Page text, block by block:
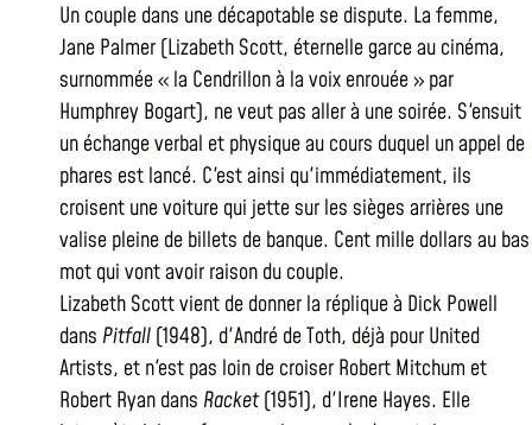
Un couple dans une décapotable se dispute. La femme,
Jane Palmer (Lizabeth Scott, éternelle garce au cinéma,
surnommée « la Cendrillon à la voix enrouée » par
Humphrey Bogart), ne veut pas aller à une soirée. S'ensuit
un échange verbal et physique au cours duquel un appel de
phares est lancé. C'est ainsi qu'immédiatement, ils
croisent une voiture qui jette sur les sièges arrières une
valise pleine de billets de banque. Cent mille dollars au bas
mot qui vont avoir raison du couple.
Lizabeth Scott vient de donner la réplique à Dick Powell
dans Pitfall (1948), d'André de Toth, déjà pour United
Artists, et n'est pas loin de croiser Robert Mitchum et
Robert Ryan dans Racket(1951), d'Irene Hayes. Elle